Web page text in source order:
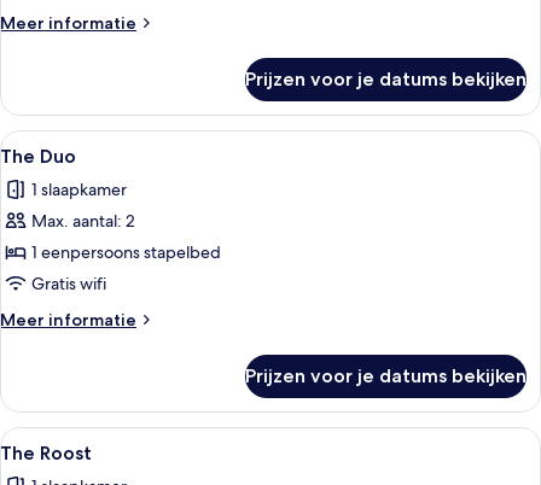
Meer informatie
Meer
Snug
Prijzen voor je datums bekijken
Alle
foto's
voor
The
Duo
laden
Een compacte hotelkamer met
7
The Duo
1 slaapkamer
Max. aantal: 2
1 eenpersoons stapelbed
Gratis wifi
Meer informatie
Meer
Duo
Prijzen voor je datums bekijken
Alle
foto's
Hotelkamer met een bed, een
10
The Roost